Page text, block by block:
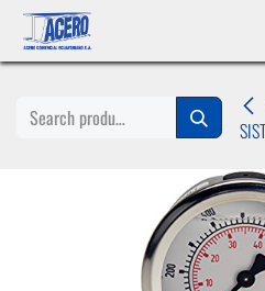
Ir al contenido